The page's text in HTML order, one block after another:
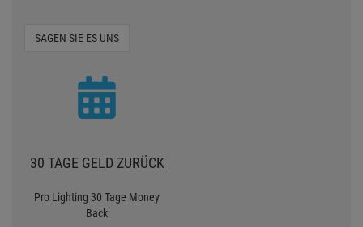
SAGEN SIE ES UNS
30 TAGE GELD ZURÜCK
Pro Lighting 30 Tage Money
Back